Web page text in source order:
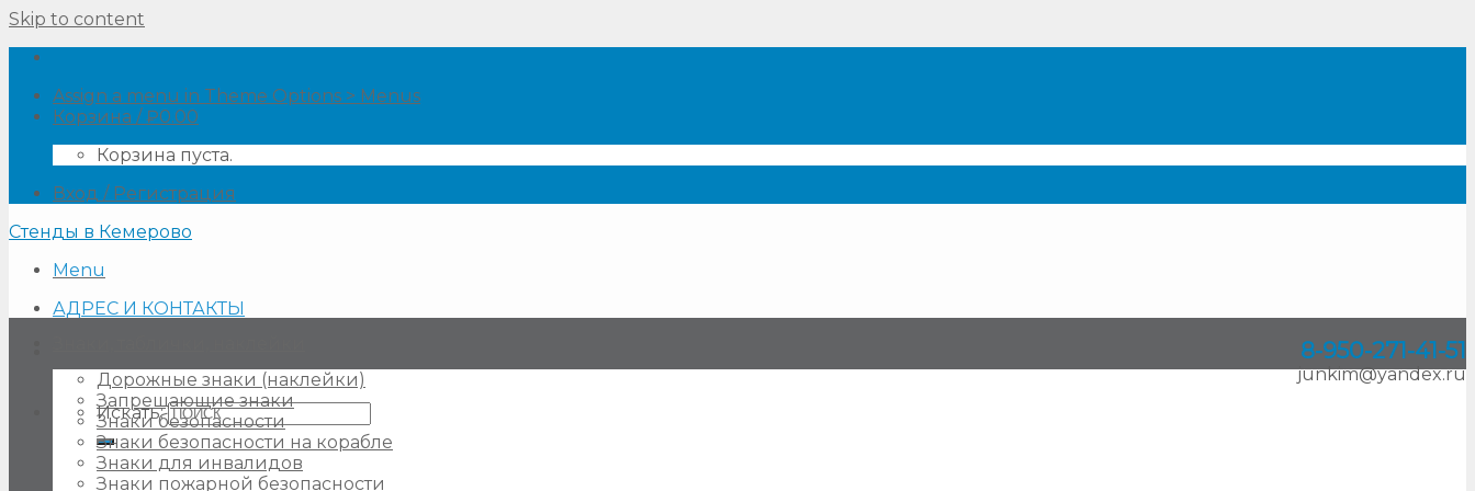
Skip to content
Assign a menu in Theme Options > Menus
Корзина /₽0.00
Корзина пуста.
Вход / Регистрация
Стенды в Кемерово
Menu
АДРЕС И КОНТАКТЫ
8-950-271-41-51
junkim@yandex.ru
Искать:
Дорожные знаки (наклейки)
Запрещающие знаки
Знаки безопасности
Знаки безопасности на корабле
Знаки для инвалидов
Знаки пожарной безопасности